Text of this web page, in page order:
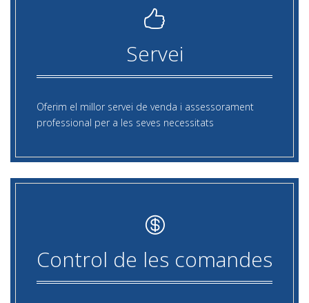
Servei
Oferim el millor servei de venda i assessorament
professional per a les seves necessitats
Control de les comandes